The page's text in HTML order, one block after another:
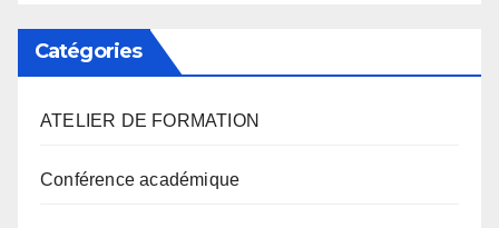
Catégories
ATELIER DE FORMATION
Conférence académique